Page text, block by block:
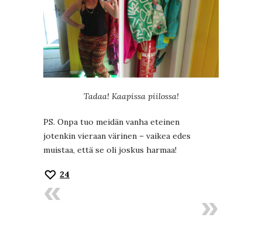
Tadaa! Kaapissa piilossa!
PS. Onpa tuo meidän vanha eteinen
jotenkin vieraan värinen – vaikea edes
muistaa, että se oli joskus harmaa!
24